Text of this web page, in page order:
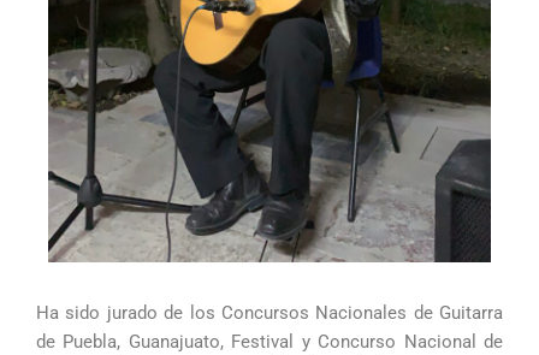
Ha sido jurado de los Concursos Nacionales de Guitarra
de Puebla, Guanajuato, Festival y Concurso Nacional de